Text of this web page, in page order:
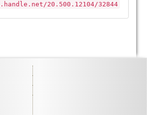
20.500.12104/32844